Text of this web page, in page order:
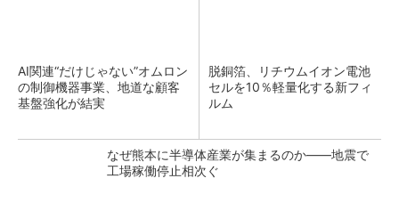
AI関連“だけじゃない”オムロン
の制御機器事業、地道な顧客
基盤強化が結実
脱銅箔、リチウムイオン電池
セルを10％軽量化する新フィ
ルム
なぜ熊本に半導体産業が集まるのか――地震で
工場稼働停止相次ぐ